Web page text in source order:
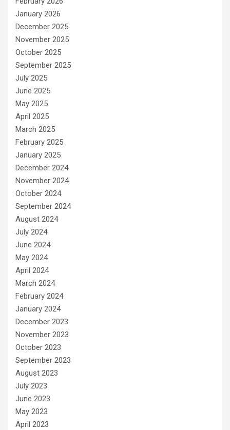
January 2026
December 2025
November 2025
October 2025
September 2025
July 2025
June 2025
May 2025
April 2025
March 2025
February 2025
January 2025
December 2024
November 2024
October 2024
September 2024
August 2024
July 2024
June 2024
May 2024
April 2024
March 2024
February 2024
January 2024
December 2023
November 2023
October 2023
September 2023
August 2023
July 2023
June 2023
May 2023
April 2023